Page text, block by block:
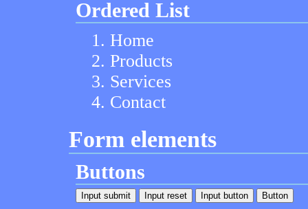
Ordered List
Home
Products
Services
Contact
Form elements
Buttons
Button